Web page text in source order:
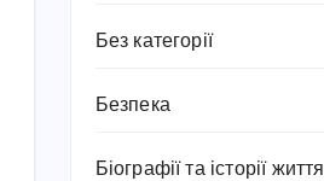
Без категорії
Безпека
Біографії та історії життя